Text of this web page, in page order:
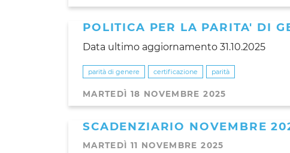
POLITICA PER LA PARITA' DI
Data ultimo aggiornamento 31.10.2025
parità di genere certificazione parità
MARTEDÌ 18 NOVEMBRE 2025
SCADENZIARIO NOVEMBRE
MARTEDÌ 11 NOVEMBRE 2025